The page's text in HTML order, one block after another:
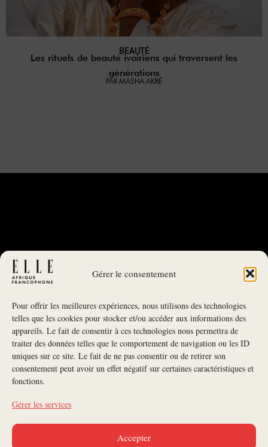
Gérer le consentement
Pour offrir les meilleures expériences, nous utilisons des technologies
telles que les cookies pour stocker et/ou accéder aux informations des
appareils. Le fait de consentir à ces technologies nous permettra de
traiter des données telles que le comportement de navigation ou les ID
uniques sur ce site. Le fait de ne pas consentir ou de retirer son
consentement peut avoir un effet négatif sur certaines caractéristiques et
fonctions.
Gérer les services
Accepter
BEAUTÉ
Les rituels de beauté ivoiriens qui traversent les
générations
PAR MASHA AKRÉ
NEWSLETTER